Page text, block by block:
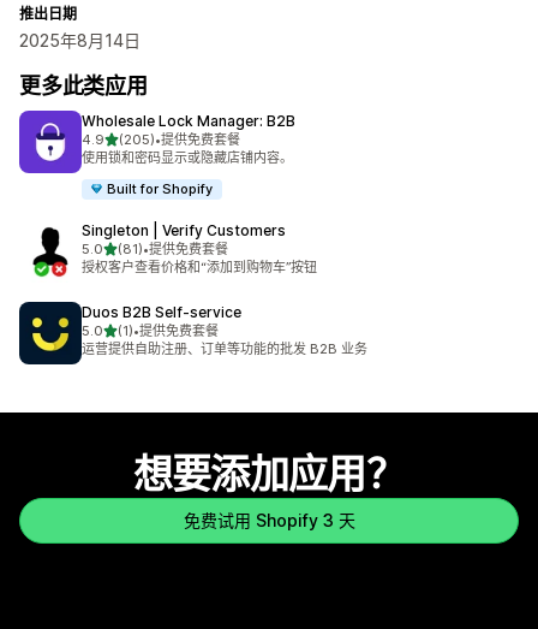
推出日期
2025年8月14日
更多此类应用
Wholesale Lock Manager: B2B
4.9星（满分 5 星）
(205)
总共 205 条评论
•提供免费套餐
使用锁和密码显示或隐藏店铺内容。
Built for Shopify
Singleton | Verify Customers
5.0星（满分 5 星）
(81)
总共 81 条评论
•提供免费套餐
授权客户查看价格和“添加到购物车”按钮
Duos B2B Self‑service
5.0星（满分 5 星）
(1)
总共 1 条评论
•提供免费套餐
运营提供自助注册、订单等功能的批发 B2B 业务
想要添加应用？
免费试用 Shopify 3 天